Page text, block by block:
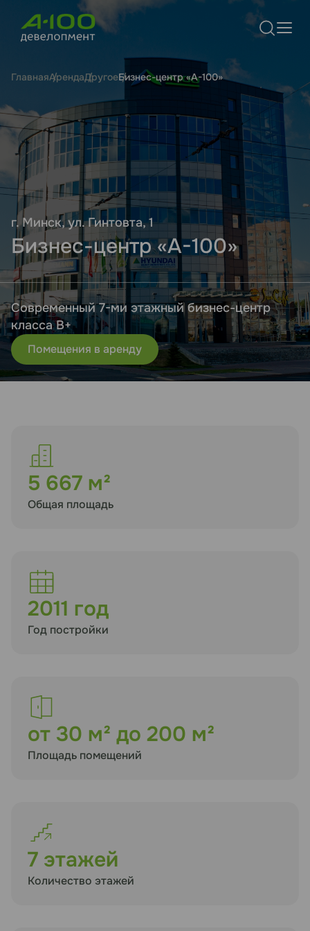
ГлавнаяАрендаДругоеБизнес-центр «А-100»
г. Минск, ул. Гинтовта, 1
Бизнес-центр «А-100»
Современный 7-ми этажный бизнес-центр
класса B+
Помещения в аренду
5 667 м²
Общая площадь
2011 год
Год постройки
от 30 м² до 200 м²
Площадь помещений
7 этажей
Количество этажей